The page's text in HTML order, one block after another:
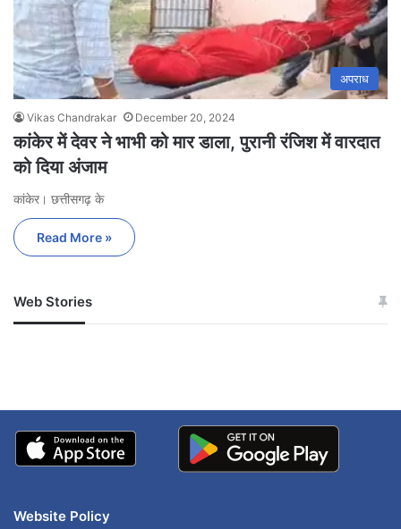
अपराध
Vikas Chandrakar December 20, 2024
कांकेर में देवर ने भाभी को मार डाला, पुरानी रंजिश में वारदात
को दिया अंजाम
कांकेर। छत्तीसगढ़ के
Read More »
Web Stories
जम्मू-कश्मीर में बारिश से
अपडेट
खाई में धक्का… आरोपियों ने
Website Policy